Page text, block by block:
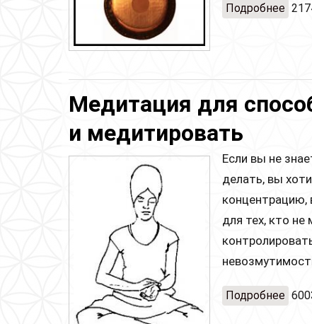
Подробнее о
Медитация для
и медитировать
Если вы не
делать, вы
концентрацию,
для тех, кто
Подробнее о